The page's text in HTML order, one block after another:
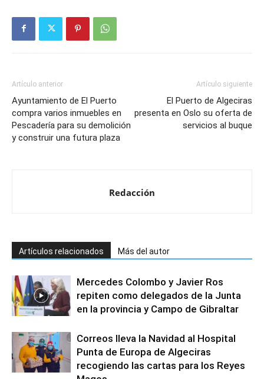
Artículo anterior
Ayuntamiento de El Puerto
compra varios inmuebles en
Pescadería para su demolición
y construir una futura plaza
Artículo siguiente
El Puerto de Algeciras
presenta en Oslo su oferta de
servicios al buque
Redacción
Artículos relacionados Más del autor
Mercedes Colombo y Javier Ros
repiten como delegados de la Junta
en la provincia y Campo de Gibraltar
Correos lleva la Navidad al Hospital
Punta de Europa de Algeciras
recogiendo las cartas para los Reyes